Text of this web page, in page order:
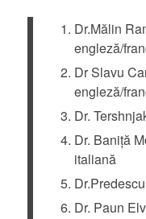
Dr.Mălin
engleză/
Dr Slavu
engleză/
Dr.
Dr. Baniță
italiană
Dr. Paun